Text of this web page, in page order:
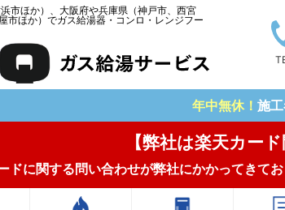
市ほか）、大阪府や兵庫県（神戸市、西宮
市ほか）でガス給湯器・コンロ・レンジフー
年中無休！ 施
【弊社は楽天カー
ドに関する問い合わせが弊社にかかってきて